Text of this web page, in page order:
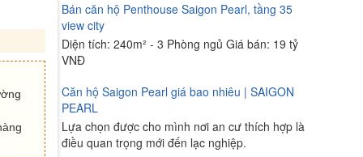
Bán căn hộ Penthouse Saigon Pearl, tầng 35
view city
Diện tích: 240m² - 3 Phòng ngủ Giá bán: 19 tỷ
VNĐ
Căn hộ Saigon Pearl giá bao nhiêu | SAIGON
PEARL
Lựa chọn được cho mình nơi an cư thích hợp là
điều quan trọng mới đến lạc nghiệp.